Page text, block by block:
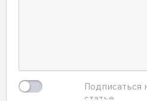
Подписаться
статье.